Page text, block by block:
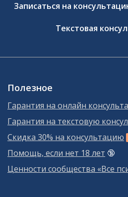
Записаться на
Текстовая
Полезное
Гарантия на онлайн
Гарантия на текстовую
Скидка 30% на консультацию
Помощь, если нет 18 лет 🔞
Ценности сообщества «Все